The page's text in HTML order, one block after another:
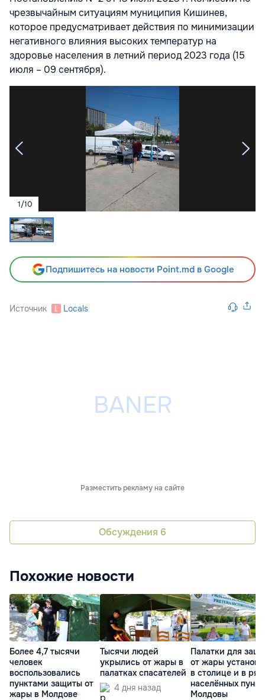
чрезвычайным ситуациям муниципия Кишинев,
которое предусматривает действия по минимизации
негативного влияния высоких температур на
здоровье населения в летний период 2023 года (15
июля – 09 сентября).
1/10
Подпишитесь на новости Point.md в Google
Источник Locals
Разместить рекламу на сайте
Обсуждения 6
Похожие новости
Более 4,7 тысячи
человек
воспользовались
пунктами защиты от
жары в Молдове
Тысячи людей
укрылись от жары в
палатках спасателей
4 дня назад
Палатки для
от жары
в столице и в
населённых
Молдовы